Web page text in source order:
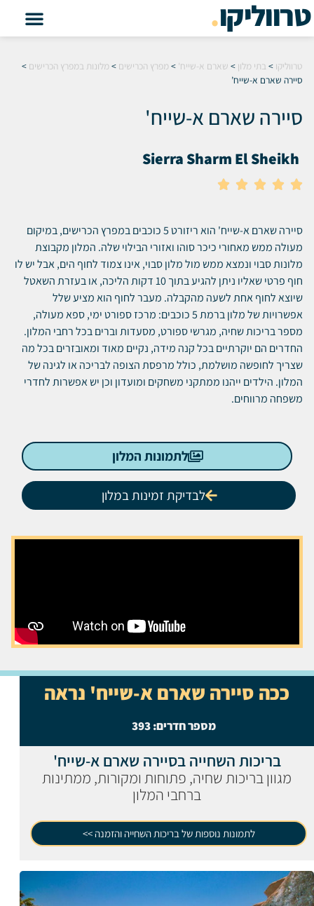
טרווליקו.
טרווליקו > בתי מלון > שארם א-שייח' > מפרץ הכרישים > מלונות במפרץ הכרישים >
סיירה שארם א-שייח’
סיירה שארם א-שייח'
Sierra Sharm El Sheikh





סיירה שארם א-שייח' הוא ריזורט 5 כוכבים במפרץ הכרישים, במיקום
מעולה ממש מאחורי כיכר סוהו ואזורי הבילוי שלה. המלון מקבוצת
מלונות סבוי ונמצא ממש מול מלון סבוי, אינו צמוד לחוף הים, אבל יש לו
חוף פרטי שאליו ניתן להגיע בתוך 10 דקות הליכה, או בעזרת השאטל
שיוצא לחוף אחת לשעה מהקבלה. מעבר לחוף הוא מציע שלל
אפשרויות של מלון ברמת 5 כוכבים: מרכז ספורט ימי, ספא מעולה,
מספר בריכות שחיה, מגרשי ספורט, מסעדות וברים בכל רחבי המלון.
החדרים הם יוקרתיים בכל קנה מידה, נקיים מאוד ומאובזרים בכל מה
שצריך לחופשה מושלמת, כולל מרפסת הצופה לבריכה או לגינה של
המלון. הילדים ייהנו ממתקני משחקים ומועדון וכן יש אפשרות לחדרי
משפחה מרווחים.
לתמונות המלון
לבדיקת זמינות במלון
ככה סיירה שארם א-שייח' נראה
מספר חדרים:393
בריכות השחייה בסיירה שארם א-שייח'
מגוון בריכות שחיה, פתוחות ומקורות, ממתינות
ברחבי המלון
לתמונות נוספות של בריכות השחייה והזמנה >>